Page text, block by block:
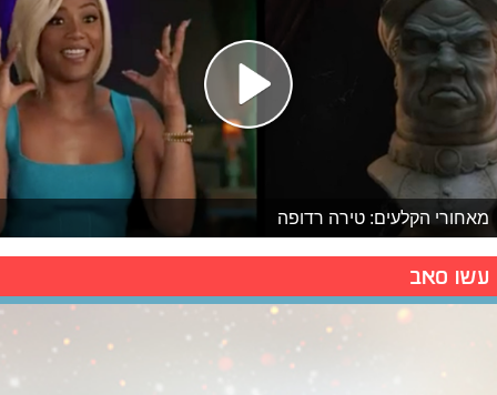
מאחורי הקלעים: טירה רדופה
עשו סאב